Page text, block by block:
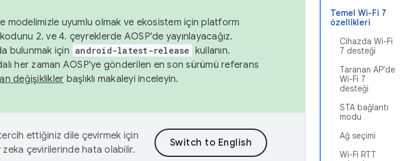
Temel Wi-Fi 7
özellikleri
Cihazda Wi-Fi
7 desteği
Taranan AP'de
Wi-Fi 7
desteği
STA bağlantı
modu
Ağ seçimi
Wi-Fi RTT
modelimizle uyumlu olmak ve ekosistem için platform
kodunu 2. ve 4. çeyreklerde AOSP'de yayınlayacağız.
bulunmak için android-latest-release kullanın.
her zaman AOSP'ye gönderilen en son sürümü referans
değişiklikler başlıklı makaleyi inceleyin.
ettiğiniz dile çevirmek için
zeka çevirilerinde hata olabilir.